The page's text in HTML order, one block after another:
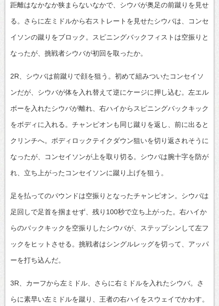
距離はなかなか狭まらないなかで、シウバが奥足の前蹴りを見せ
る。さらに左ミドルから右ストレートを見せたシウバは、コンセ
イソンの蹴りをブロック。スピニングバックフィストは空振りと
なったが、挑戦者シウバが初回を取ったか。
2R、シウバは前蹴りで顔を狙う。初めて組みついたコンセイソ
ンだが、シウバが体を入れ替えて逆にケージに押し込む。左エル
ボーを入れたシウバが離れ、右ハイからスピニングバックキック
をボディに入れる。チャンピオンも同じ蹴りを返し、前に出ると
クリンチへ。ボディロックテイクダウン狙いを切り返されそうに
なったが、コンセイソンが上を取り切る。シウバは腕十字を防が
れ、立ち上がったコンセイソンに蹴り上げを狙う。
足を払ってのパウンドは空振りとなったチャンピオン。シウバは
足回しで足首を掴ませず、残り100秒で立ち上がった。右ハイか
らのバックキックを空振りしたシウバが、ステップシンして左フ
ックをヒットさせる。挑戦者はシングルレッグを切って、アッパ
ーを打ち込んだ。
3R、カーフから左ミドル、さらに右ミドルを入れたシウバ。さ
らに素早い左ミドルを蹴り、王者の右ハイをスウェイでかわす。